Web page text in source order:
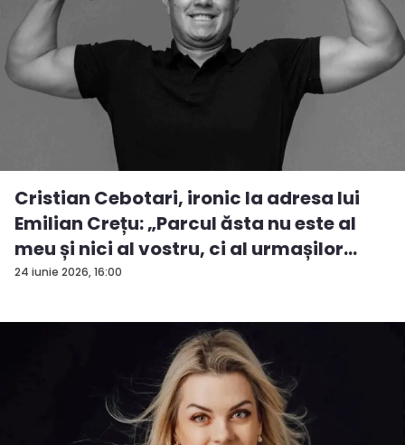
24 iunie 2026, 16:00
Cristian Cebotari, ironic la adresa lui
Emilian Crețu: „Parcul ăsta nu este al
meu și nici al vostru, ci al urmașilor
urm...